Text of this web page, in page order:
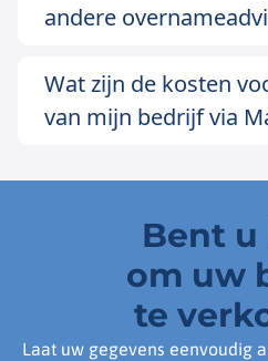
andere
Wat zijn de kosten
van mijn bedrijf via
Bent u
om uw
te
Laat uw gegevens eenvoudig